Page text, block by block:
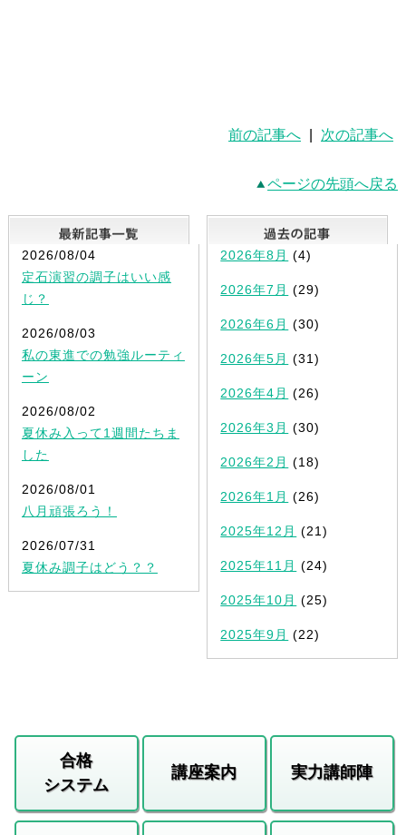
前の記事へ 次の記事へ
ページの先頭へ戻る
最新記事一覧
2026/08/04
定石演習の調子はいい感
じ？
2026/08/03
私の東進での勉強ルーティ
ーン
2026/08/02
夏休み入って1週間たちま
した
2026/08/01
八月頑張ろう！
2026/07/31
夏休み調子はどう？？
2026年8月 (4)
2026年7月 (29)
2026年6月 (30)
2026年5月 (31)
2026年4月 (26)
2026年3月 (30)
2026年2月 (18)
2026年1月 (26)
2025年12月 (21)
2025年11月 (24)
2025年10月 (25)
2025年9月 (22)
合格
システム
講座案内 実力講師陣